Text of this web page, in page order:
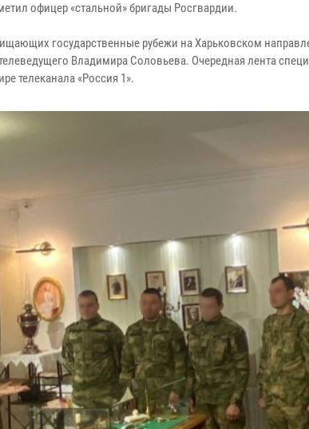
офицер «стальной» бригады Росгвардии.
государственные рубежи на Харьковском
Владимира Соловьева. Очередная лента
телеканала «Россия 1».